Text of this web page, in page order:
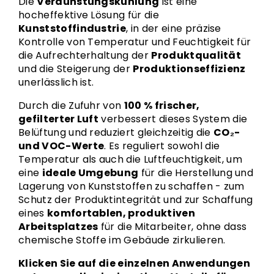
hocheffektive Lösung für die
Kunststoffindustrie, in der eine präzise
Kontrolle von Temperatur und Feuchtigkeit für
die Aufrechterhaltung der Produktqualität
und die Steigerung der Produktionseffizienz
unerlässlich ist.
Durch die Zufuhr von 100 % frischer,
gefilterter Luft verbessert dieses System die
Belüftung und reduziert gleichzeitig die CO₂-
und VOC-Werte. Es reguliert sowohl die
Temperatur als auch die Luftfeuchtigkeit, um
eine ideale Umgebung für die Herstellung und
Lagerung von Kunststoffen zu schaffen - zum
Schutz der Produktintegrität und zur Schaffung
eines komfortablen, produktiven
Arbeitsplatzes für die Mitarbeiter, ohne dass
chemische Stoffe im Gebäude zirkulieren.
Klicken Sie auf die einzelnen Anwendungen